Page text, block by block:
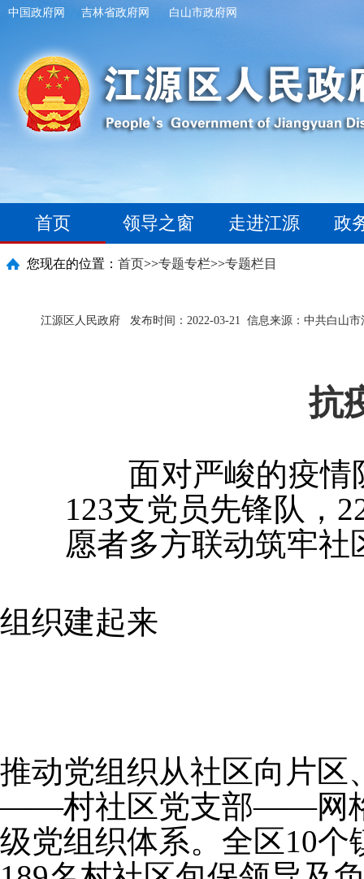
中国政府网 吉林省政府网 白山市政府网
首页 领导之窗 走进江源 政
您现在的位置： 首页>>专题专栏>>专题栏目
江源区人民政府 发布时间：2022-03-21 信息来源：中共白山
抗
面对严峻的疫情
123支党员先锋队，
愿者多方联动筑牢社
组织建起来
推动党组织从社区向片区
——村社区党支部——网
级党组织体系。全区10